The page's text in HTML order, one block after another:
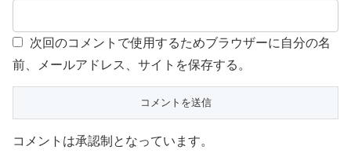
次回のコメントで使用するためブラウザーに自分の名
前、メールアドレス、サイトを保存する。
コメントは承認制となっています。